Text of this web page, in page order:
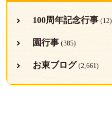
100周年記念行事(12)
園行事(385)
お東ブログ (2,661)